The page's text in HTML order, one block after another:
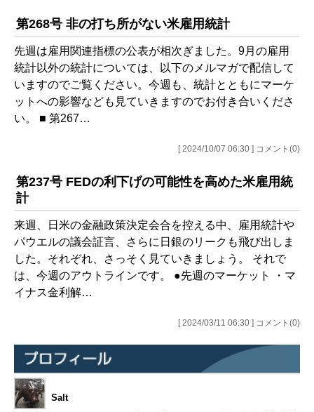
第268号 非の打ち所がない米雇用統計
先週は雇用関連指標の公表が相次ぎました。9月の雇用
統計以外の統計については、以下のメルマガで配信して
いますのでご覧ください。今週も、統計とともにマーケ
ットへの影響なども見ていきますのでお付き合いくださ
い。 ■ 第267…
[ 2024/10/07 06:30 ] コメント(0)
第237号 FEDの利下げの可能性を高めた米雇用統
計
来週、日米の金融政策決定会合を控える中、雇用統計や
パウエルの議会証言、さらに日銀のリークも飛び出しま
した。それぞれ、さっそく見ていきましょう。 それで
は、今週のアウトラインです。 ●先週のマーケット ・マ
イナス金利解…
[ 2024/03/11 06:30 ] コメント(0)
Salt